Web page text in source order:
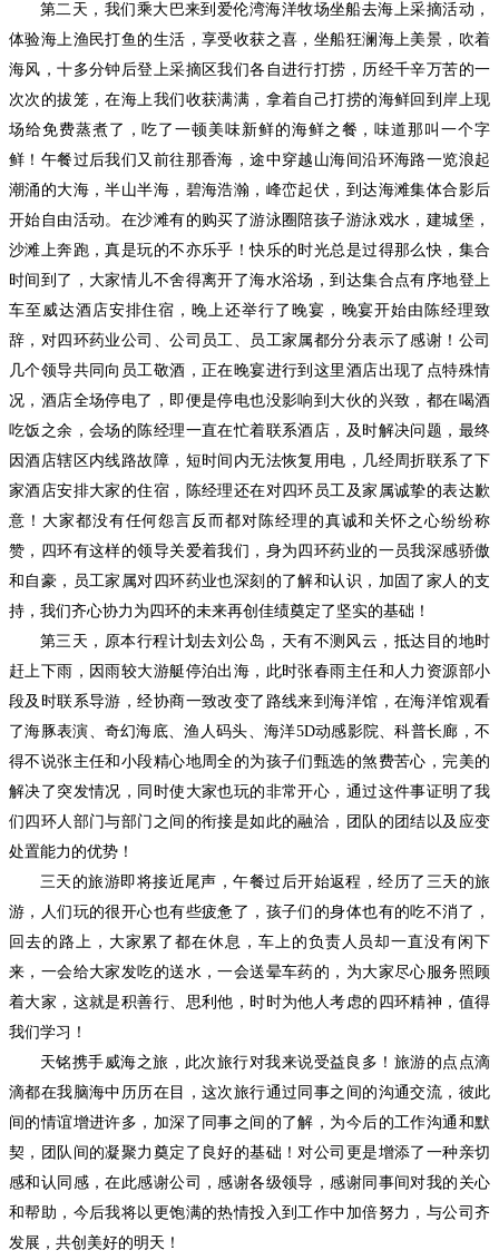
第二天，我们乘大巴来到爱伦湾海洋牧场坐船去海上采摘活动，
体验海上渔民打鱼的生活，享受收获之喜，坐船狂澜海上美景，吹着
海风，十多分钟后登上采摘区我们各自进行打捞，历经千辛万苦的一
次次的拔笼，在海上我们收获满满，拿着自己打捞的海鲜回到岸上现
场给免费蒸煮了，吃了一顿美味新鲜的海鲜之餐，味道那叫一个字
鲜！午餐过后我们又前往那香海，途中穿越山海间沿环海路一览浪起
潮涌的大海，半山半海，碧海浩瀚，峰峦起伏，到达海滩集体合影后
开始自由活动。在沙滩有的购买了游泳圈陪孩子游泳戏水，建城堡，
沙滩上奔跑，真是玩的不亦乐乎！快乐的时光总是过得那么快，集合
时间到了，大家情儿不舍得离开了海水浴场，到达集合点有序地登上
车至威达酒店安排住宿，晚上还举行了晚宴，晚宴开始由陈经理致
辞，对四环药业公司、公司员工、员工家属都分分表示了感谢！公司
几个领导共同向员工敬酒，正在晚宴进行到这里酒店出现了点特殊情
况，酒店全场停电了，即便是停电也没影响到大伙的兴致，都在喝酒
吃饭之余，会场的陈经理一直在忙着联系酒店，及时解决问题，最终
因酒店辖区内线路故障，短时间内无法恢复用电，几经周折联系了下
家酒店安排大家的住宿，陈经理还在对四环员工及家属诚挚的表达歉
意！大家都没有任何怨言反而都对陈经理的真诚和关怀之心纷纷称
赞，四环有这样的领导关爱着我们，身为四环药业的一员我深感骄傲
和自豪，员工家属对四环药业也深刻的了解和认识，加固了家人的支
持，我们齐心协力为四环的未来再创佳绩奠定了坚实的基础！
第三天，原本行程计划去刘公岛，天有不测风云，抵达目的地时
赶上下雨，因雨较大游艇停泊出海，此时张春雨主任和人力资源部小
段及时联系导游，经协商一致改变了路线来到海洋馆，在海洋馆观看
了海豚表演、奇幻海底、渔人码头、海洋5D动感影院、科普长廊，不
得不说张主任和小段精心地周全的为孩子们甄选的煞费苦心，完美的
解决了突发情况，同时使大家也玩的非常开心，通过这件事证明了我
们四环人部门与部门之间的衔接是如此的融洽，团队的团结以及应变
处置能力的优势！
三天的旅游即将接近尾声，午餐过后开始返程，经历了三天的旅
游，人们玩的很开心也有些疲惫了，孩子们的身体也有的吃不消了，
回去的路上，大家累了都在休息，车上的负责人员却一直没有闲下
来，一会给大家发吃的送水，一会送晕车药的，为大家尽心服务照顾
着大家，这就是积善行、思利他，时时为他人考虑的四环精神，值得
我们学习！
天铭携手威海之旅，此次旅行对我来说受益良多！旅游的点点滴
滴都在我脑海中历历在目，这次旅行通过同事之间的沟通交流，彼此
间的情谊增进许多，加深了同事之间的了解，为今后的工作沟通和默
契，团队间的凝聚力奠定了良好的基础！对公司更是增添了一种亲切
感和认同感，在此感谢公司，感谢各级领导，感谢同事间对我的关心
和帮助，今后我将以更饱满的热情投入到工作中加倍努力，与公司齐
发展，共创美好的明天！